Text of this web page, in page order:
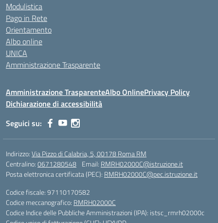
Modulistica
Pago in Rete
Orientamento
Albo online
UNICA
Amministrazione Trasparente
Amministrazione TrasparenteAlbo OnlinePrivacy Policy
Dichiarazione di accessibilità
Seguici su:
Indirizzo:Via Pizzo di Calabria, 5, 00178 Roma RM
Centralino:0671280548 Email: RMRH02000C@istruzione.it
Posta elettronica certificata (PEC): RMRH02000C@pec.istruzione.it
Codice fiscale: 97110170582
Codice meccanografico: RMRH02000C
Codice Indice delle Pubbliche Amministrazioni (IPA): istsc_rmrh02000c